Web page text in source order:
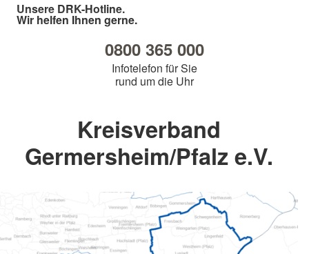
Unsere DRK-Hotline.
Wir helfen Ihnen gerne.
0800 365 000
Infotelefon für Sie
rund um die Uhr
Kreisverband
Germersheim/Pfalz e.V.